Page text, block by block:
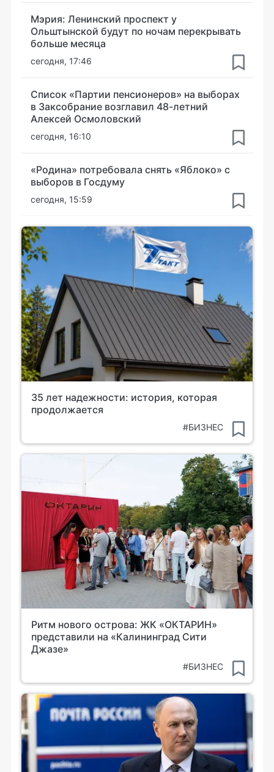
Мэрия: Ленинский проспект у
Ольштынской будут по ночам перекрывать
больше месяца
сегодня, 17:46
Список «Партии пенсионеров» на выборах
в Заксобрание возглавил 48-летний
Алексей Осмоловский
сегодня, 16:10
«Родина» потребовала снять «Яблоко» с
выборов в Госдуму
сегодня, 15:59
35 лет надежности: история, которая
продолжается
#БИЗНЕС
Ритм нового острова: ЖК «ОКТАРИН»
представили на «Калининград Сити
Джазе»
#БИЗНЕС